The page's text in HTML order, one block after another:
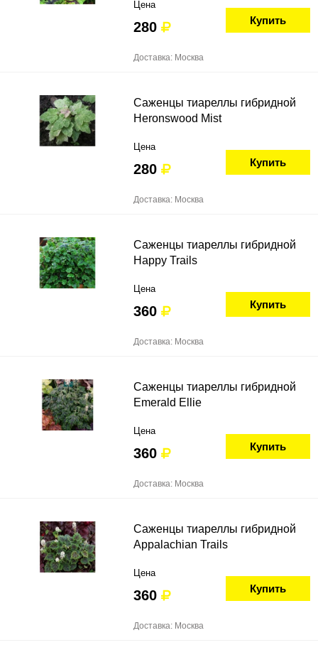
Цена
280 Купить
Доставка: Москва
Саженцы тиареллы гибридной
Heronswood Mist
Цена
280 Купить
Доставка: Москва
Саженцы тиареллы гибридной
Happy Trails
Цена
360 Купить
Доставка: Москва
Саженцы тиареллы гибридной
Emerald Ellie
Цена
360 Купить
Доставка: Москва
Саженцы тиареллы гибридной
Appalachian Trails
Цена
360 Купить
Доставка: Москва